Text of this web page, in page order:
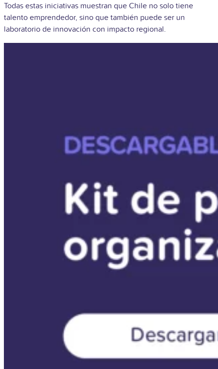
Todas estas iniciativas muestran que Chile no solo tiene
talento emprendedor, sino que también puede ser un
laboratorio de innovación con impacto regional.